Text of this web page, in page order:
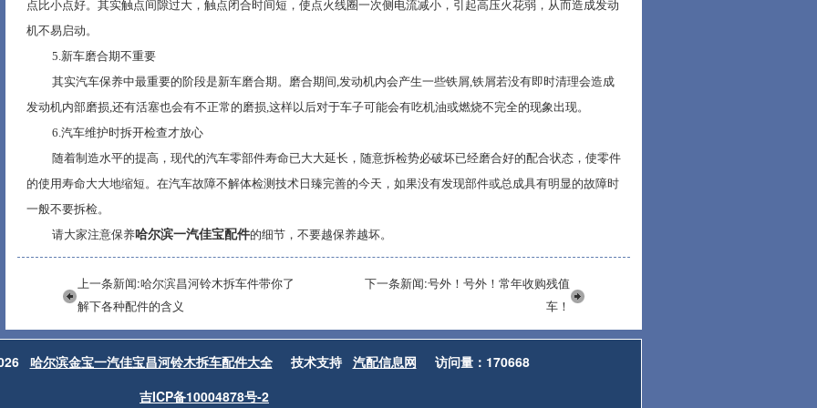
点比小点好。其实触点间隙过大，触点闭合时间短，使点火线圈一次侧电流减小，引起高压火花弱，从而造成发动
机不易启动。
5.新车磨合期不重要
其实汽车保养中最重要的阶段是新车磨合期。磨合期间,发动机内会产生一些铁屑,铁屑若没有即时清理会造成
发动机内部磨损,还有活塞也会有不正常的磨损,这样以后对于车子可能会有吃机油或燃烧不完全的现象出现。
6.汽车维护时拆开检查才放心
随着制造水平的提高，现代的汽车零部件寿命已大大延长，随意拆检势必破坏已经磨合好的配合状态，使零件
的使用寿命大大地缩短。在汽车故障不解体检测技术日臻完善的今天，如果没有发现部件或总成具有明显的故障时
一般不要拆检。
请大家注意保养哈尔滨一汽佳宝配件的细节，不要越保养越坏。
上一条新闻:哈尔滨昌河铃木拆车件带你了
解下各种配件的含义
下一条新闻:号外！号外！常年收购残值
车！
哈尔滨金宝一汽佳宝昌河铃木拆车配件大全技术支持 汽配信息网 访问量：170668
吉ICP备10004878号-2